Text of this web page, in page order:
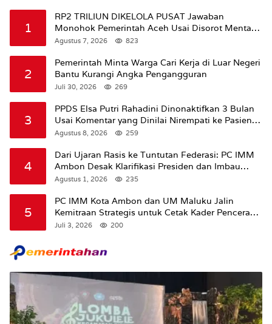
1
RP2 TRILIUN DIKELOLA PUSAT Jawaban
Monohok Pemerintah Aceh Usai Disorot Mentan
Amran Soal Dana Pertanian
Agustus 7, 2026 823
2
Pemerintah Minta Warga Cari Kerja di Luar Negeri
Bantu Kurangi Angka Pengangguran
Juli 30, 2026 269
3
PPDS Elsa Putri Rahadini Dinonaktifkan 3 Bulan
Usai Komentar yang Dinilai Nirempati ke Pasien
BPJS
Agustus 8, 2026 259
4
Dari Ujaran Rasis ke Tuntutan Federasi: PC IMM
Ambon Desak Klarifikasi Presiden dan Imbau
Tunda Pengibaran Bendera Merah Putih Di
Agustus 1, 2026 235
5
PC IMM Kota Ambon dan UM Maluku Jalin
Kemitraan Strategis untuk Cetak Kader Pencerah
Bangsa “Membangun Peradaban dari Kampus”
Juli 3, 2026 200